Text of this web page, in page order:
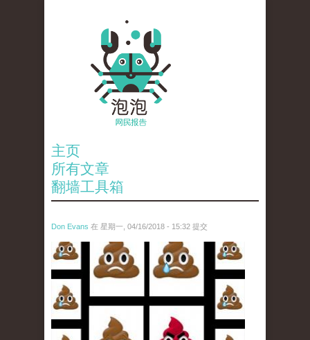
主页
所有文章
翻墙工具箱
Don Evans 在 星期一, 04/16/2018 - 15:32 提交
wechatimg1053.jpeg